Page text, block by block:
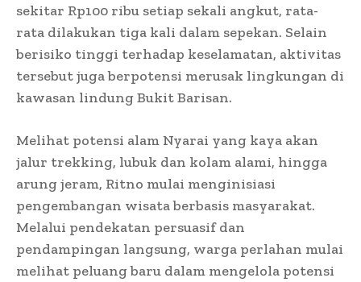
sekitar Rp100 ribu setiap sekali angkut, rata-
rata dilakukan tiga kali dalam sepekan. Selain
berisiko tinggi terhadap keselamatan, aktivitas
tersebut juga berpotensi merusak lingkungan di
kawasan lindung Bukit Barisan.
Melihat potensi alam Nyarai yang kaya akan
jalur trekking, lubuk dan kolam alami, hingga
arung jeram, Ritno mulai menginisiasi
pengembangan wisata berbasis masyarakat.
Melalui pendekatan persuasif dan
pendampingan langsung, warga perlahan mulai
melihat peluang baru dalam mengelola potensi